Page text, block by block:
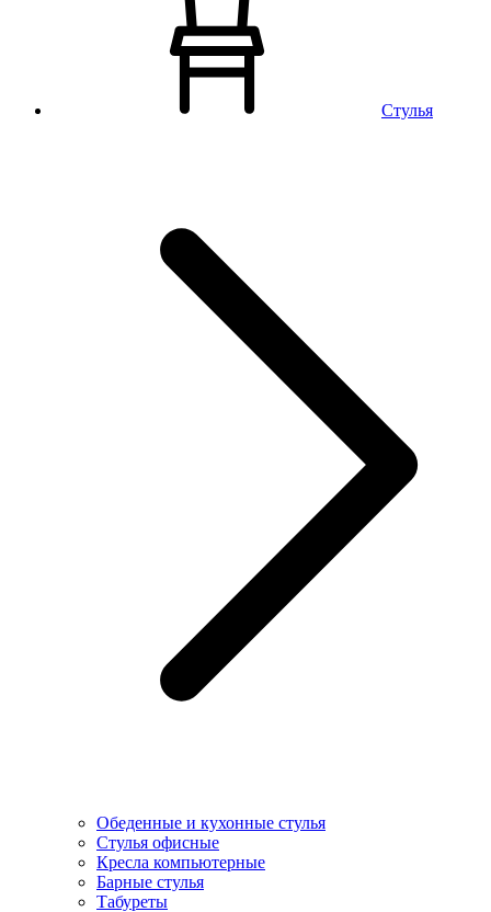
Стулья
Обеденные и кухонные стулья
Стулья офисные
Кресла компьютерные
Барные стулья
Табуреты